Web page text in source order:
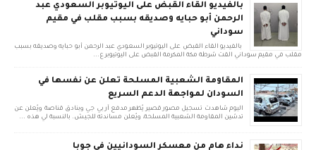
بالفيديو القاء القبض على اليوتيوبر السعودي عبد
الرحمن أبو حبايه وصديقه بسبب مقلب في مقيم
سوداني
بالفيديو القاء القبض على اليوتيوبر السعودي عبد الرحمن أبو حبايه وصديقه بسبب
مقلب في مقيم سوداني القت شرطة مكة المكرمة القبض على اليوتيوبر ع...
المقاومة الشعبية المسلحة تعلن عن نفسها في
السودان لمواجهة الدعم السريع
اليوم شاهدت تسجيل مصور قصير يُظهر مدفع آر بي جي وبنادق قناصة ويُعلن عن
تدشين المقاومة الشعبية المسلحة، ويُعلن مساندته للجيش. بالنسبة لي هذه ...
نداء هام من معسكر السودانيين في جوبا